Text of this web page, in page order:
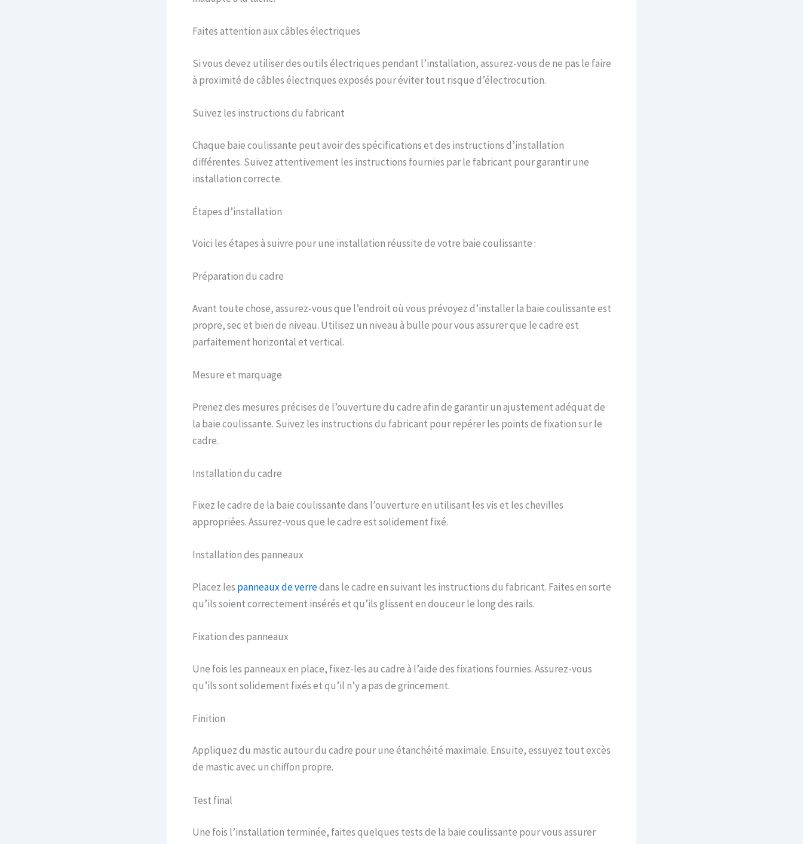
Faites attention aux câbles électriques
Si vous devez utiliser des outils électriques pendant l’installation, assurez-vous de ne pas le faire
à proximité de câbles électriques exposés pour éviter tout risque d’électrocution.
Suivez les instructions du fabricant
Chaque baie coulissante peut avoir des spécifications et des instructions d’installation
différentes. Suivez attentivement les instructions fournies par le fabricant pour garantir une
installation correcte.
Étapes d’installation
Voici les étapes à suivre pour une installation réussite de votre baie coulissante :
Préparation du cadre
Avant toute chose, assurez-vous que l’endroit où vous prévoyez d’installer la baie coulissante est
propre, sec et bien de niveau. Utilisez un niveau à bulle pour vous assurer que le cadre est
parfaitement horizontal et vertical.
Mesure et marquage
Prenez des mesures précises de l’ouverture du cadre afin de garantir un ajustement adéquat de
la baie coulissante. Suivez les instructions du fabricant pour repérer les points de fixation sur le
cadre.
Installation du cadre
Fixez le cadre de la baie coulissante dans l’ouverture en utilisant les vis et les chevilles
appropriées. Assurez-vous que le cadre est solidement fixé.
Installation des panneaux
Placez les panneaux de verredans le cadre en suivant les instructions du fabricant. Faites en sorte
qu’ils soient correctement insérés et qu’ils glissent en douceur le long des rails.
Fixation des panneaux
Une fois les panneaux en place, fixez-les au cadre à l’aide des fixations fournies. Assurez-vous
qu’ils sont solidement fixés et qu’il n’y a pas de grincement.
Finition
Appliquez du mastic autour du cadre pour une étanchéité maximale. Ensuite, essuyez tout excès
de mastic avec un chiffon propre.
Test final
Une fois l’installation terminée, faites quelques tests de la baie coulissante pour vous assurer